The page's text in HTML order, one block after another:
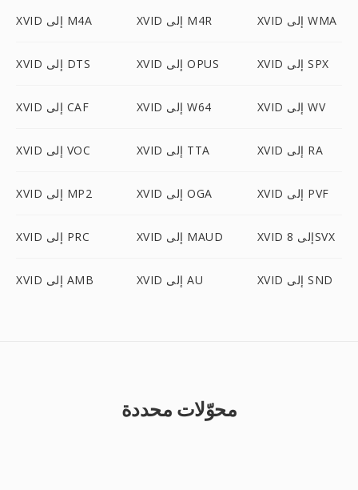
XVID إلى M4A XVID إلى M4R XVID إلى WMA
XVID إلى DTS XVID إلى OPUS XVID إلى SPX
XVID إلى CAF XVID إلى W64 XVID إلى WV
XVID إلى VOC XVID إلى TTA XVID إلى RA
XVID إلى MP2 XVID إلى OGA XVID إلى PVF
XVID إلى PRC XVID إلى MAUD XVID إلى 8SVX
XVID إلى AMB XVID إلى AU XVID إلى SND
محوّلات محددة